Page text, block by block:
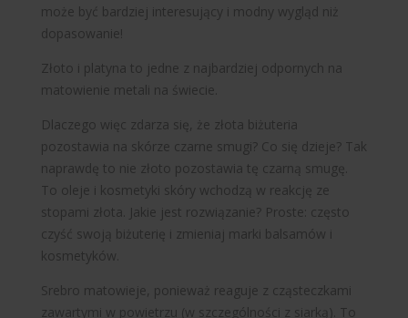
może być bardziej interesujący i modny wygląd niż
dopasowanie!
Złoto i platyna to jedne z najbardziej odpornych na
matowienie metali na świecie.
Dlaczego więc zdarza się, że złota biżuteria
pozostawia na skórze czarne smugi? Co się dzieje? Tak
naprawdę to nie złoto pozostawia tę czarną smugę.
To oleje i kosmetyki skóry wchodzą w reakcję ze
stopami złota. Jakie jest rozwiązanie? Proste: często
czyść swoją biżuterię i zmieniaj marki balsamów i
kosmetyków.
Srebro matowieje, ponieważ reaguje z cząsteczkami
zawartymi w powietrzu (w szczególności z siarką). To